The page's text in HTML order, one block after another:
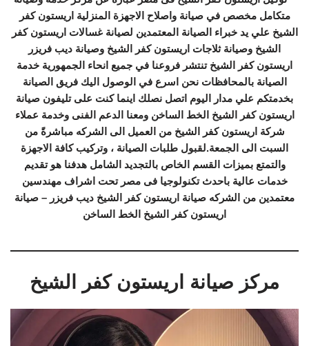
متكامل مخصص في صيانة واصلاح الاجهزة المنزلية اريستون كفر
الشيخ علي يد خبراء الصيانة المعتمدين لصيانة غسالات اريستون كفر
الشيخ وصيانة ثلاجات اريستون كفر الشيخ وصيانة ديب فريزر
اريستون كفر الشيخ تنتشر فروعنا في جميع انحاء الجمهورية خدمة
الصيانة بالمحافظات نحن اسرع في الوصول اليك فريق الصيانة
بخدمتكم علي مدار اليوم اتصل نصلك اينما كنت على تليفون صيانة
اريستون كفر الشيخ الخط الساخن ومعنا الدعم الفنى وخدمة عملاء
شركة اريستون كفر الشيخ من العميل الى الشركه مباشرةً من
السبت الى الجمعة.لقبول طلبات الصيانة ، وتركيب كافة الاجهزة
والتمتع بميزات القسم الخاص بالتجديد الشامل هدفنا هو تقديم
خدمات عالية باحدث تكنولوجيا فى مصر تحت اشراف مهندسين
معتمدين من الشركه صيانة اريستون كفر الشيخ ديب فريزر – صيانة
اريستون كفر الشيخ الخط الساخن
مركز صيانة اريستون كفر الشيخ